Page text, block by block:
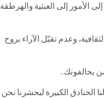
الأمور إلى العبثية والهرطقة
وعدم تقبّل الآراء بروح
يخالفونك..
الخنادق الكبيرة ليحشرنا نحن